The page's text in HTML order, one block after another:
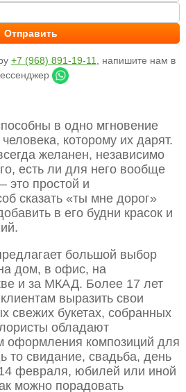
+7 (968) 891-19-11
, напишите нам в
в одно мгновение
которому их дарят.
желанен, независимо
есть ли для него вообще
это простой и
сказать «ты мне дорог»
в его будни красок и
большой выбор
дом, в офис, на
и за МКАД. Более 17 лет
выразить свои
свежих букетах, собранных
обладают
оформления композиций для
то свидание, свадьба, день
февраля, юбилей или иной
можно порадовать